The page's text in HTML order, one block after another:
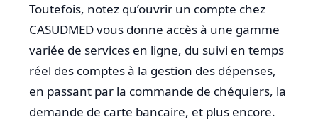
Toutefois, notez qu’ouvrir un compte chez
CASUDMED vous donne accès à une gamme
variée de services en ligne, du suivi en temps
réel des comptes à la gestion des dépenses,
en passant par la commande de chéquiers, la
demande de carte bancaire, et plus encore.